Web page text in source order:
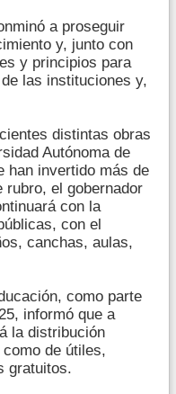
a proseguir
y, junto con
y principios para
las instituciones y,
distintas obras
Autónoma de
han invertido más de
rubro, el gobernador
con la
con el
canchas, aulas,
como parte
informó que a
la distribución
de útiles,
gratuitos.